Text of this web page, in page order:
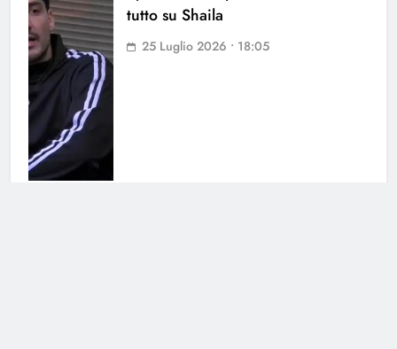
tutto su Shaila
25 Luglio 2026 • 18:05